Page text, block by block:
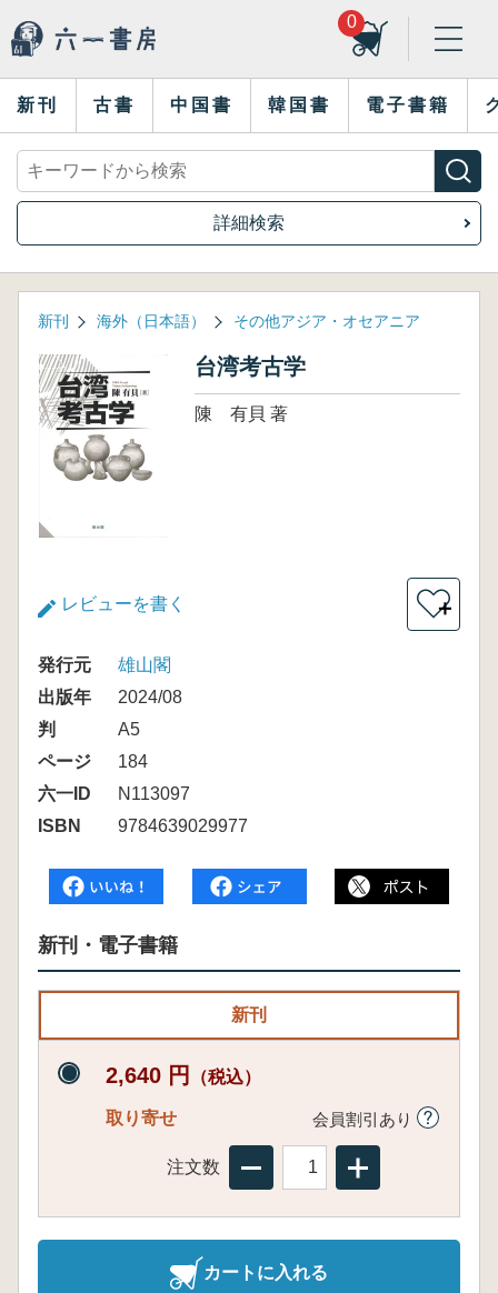
0
新刊 古書 中国書 韓国書 電子書籍
詳細検索
新刊 海外（日本語） その他アジア・オセアニア
台湾考古学
陳 有貝 著
レビューを書く ＋
発行元
雄山閣
出版年
2024/08
判
A5
ページ
184
六一ID
N113097
ISBN
9784639029977
新刊・電子書籍
新刊
2,640 円 （税込）
取り寄せ 会員割引あり
注文数
カートに入れる